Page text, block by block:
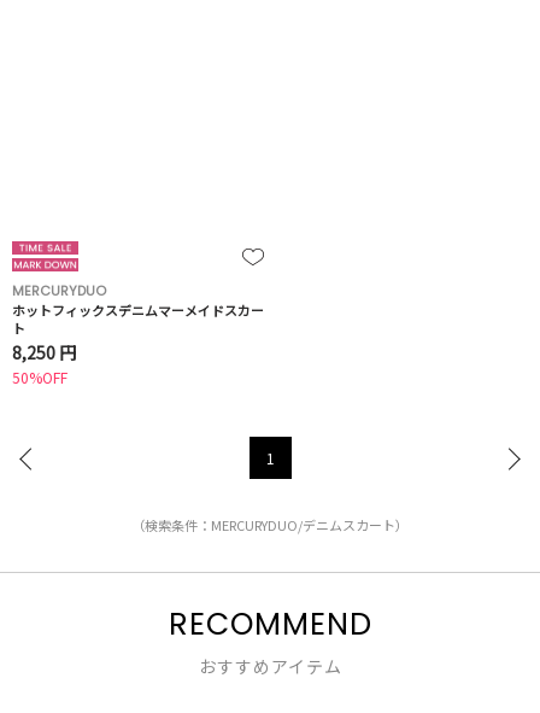
MERCURYDUO
ホットフィックスデニムマーメイドスカー
ト
8,250 円
50%OFF
1
（検索条件：MERCURYDUO/デニムスカート）
RECOMMEND
おすすめアイテム